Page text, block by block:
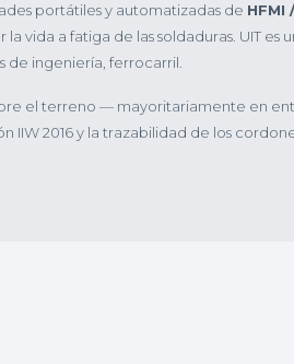
portátiles y automatizadas de HFMI
vida a fatiga de las soldaduras. UIT
de ingeniería, ferrocarril.
el terreno — mayoritariamente en
2016 y la trazabilidad de los